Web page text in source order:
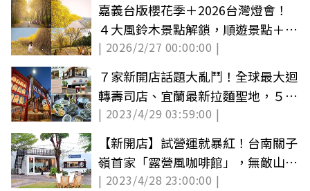
嘉義台版櫻花季＋2026台灣燈會！
４大風鈴木景點解鎖，順遊景點＋美
食推薦
| 2026/2/27 00:00:00 |
７家新開店話題大亂鬥！全球最大迴
轉壽司店、宜蘭最新拉麵聖地，５月
快來朝聖
| 2023/4/29 03:59:00 |
【新開店】試營運就暴紅！台南關子
嶺首家「露營風咖啡館」，無敵山景
太好拍
| 2023/4/28 23:00:00 |